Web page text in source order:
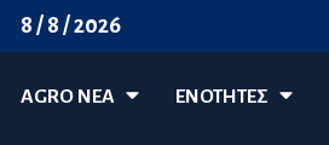
8 / 8 / 2026
AGRO ΝΈΑ ΕΝΟΤΗΤΕΣ